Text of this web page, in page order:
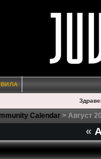
Calendar > Август
«